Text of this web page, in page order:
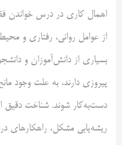
اهمال کاری در درس خواندن
از عوامل روانی، رفتاری و
بسیاری از دانش‌آموزان و
پیروزی دارند، به علت وجود
دست‌به‌کار شوند. شناخت دقیق
ریشه‌یابی مشکل، راهکارهای